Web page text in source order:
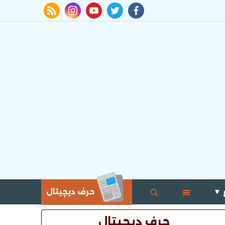
facebook
twitter
youtube
instagram
rss feed
▼ حرف ديچيتال
حرف ديچيتال